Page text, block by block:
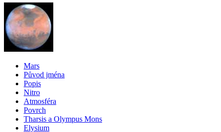
Mars
Původ jména
Popis
Nitro
Atmosféra
Povrch
Tharsis a Olympus Mons
Elysium